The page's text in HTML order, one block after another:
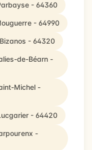
- 64360
- 64990
- 64320
de-Béarn -
Michel -
- 64420
-